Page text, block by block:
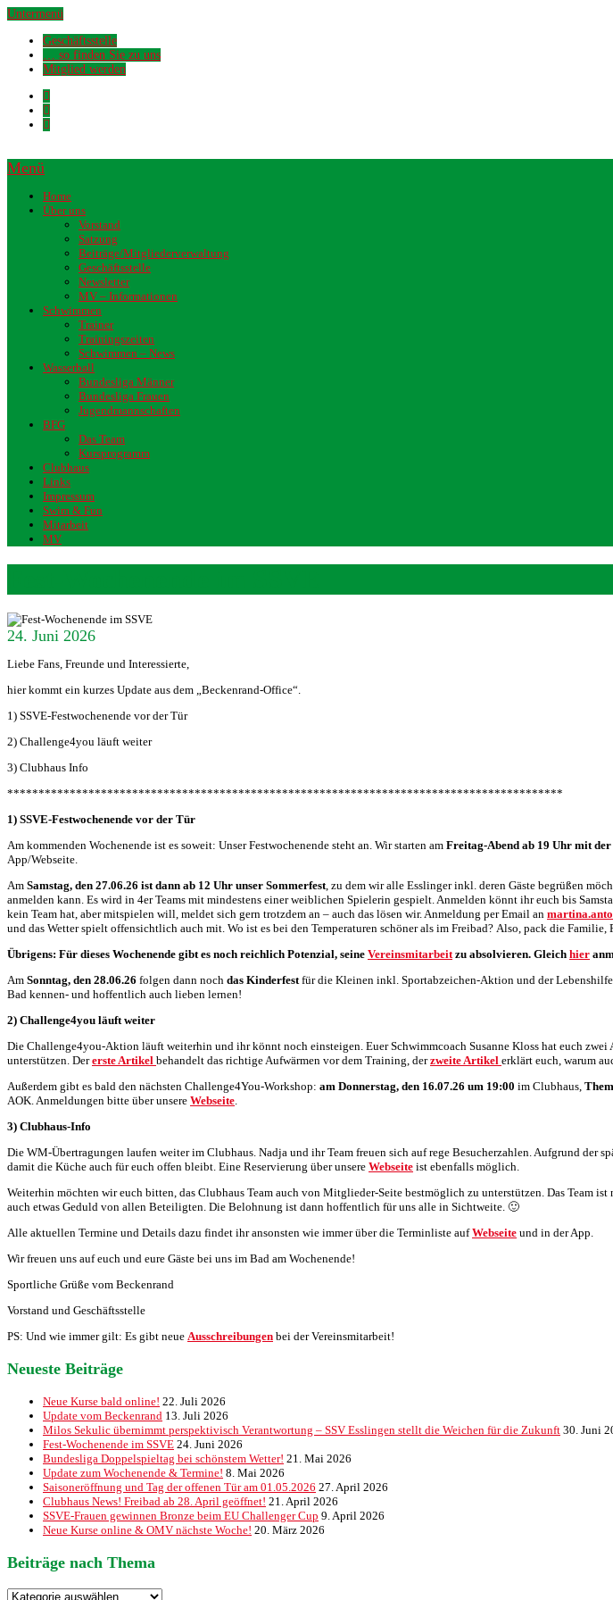
Untermenü
Geschäftsstelle
… so finden Sie zu uns
Mitglied werden
Menü
Home
Über uns
Vorstand
Satzung
Beiträge/Mitgliederverwaltung
Geschäftsstelle
Newsletter
MV – Informationen
Schwimmen
Trainer
Trainingszeiten
Schwimmen – News
Wasserball
Bundesliga Männer
Bundesliga Frauen
Jugendmannschaften
BFG
Das Team
Kursprogramm
Clubhaus
Links
Impressum
Swim & Fun
Mitarbeit
MV
24. Juni 2026
Liebe Fans, Freunde und Interessierte,
hier kommt ein kurzes Update aus dem „Beckenrand-Office“.
1) SSVE-Festwochenende vor der Tür
2) Challenge4you läuft weiter
3) Clubhaus Info
*****************************************************************************************
1) SSVE-Festwochenende vor der Tür
Am kommenden Wochenende ist es soweit: Unser Festwochenende steht an. Wir starten am Freitag-Abend ab 19 Uhr mit
App/Webseite.
Am Samstag, den 27.06.26 ist dann ab 12 Uhr unser Sommerfest, zu dem wir alle Esslinger inkl. deren Gäste begrüßen
anmelden kann. Es wird in 4er Teams mit mindestens einer weiblichen Spielerin gespielt. Anmelden könnt ihr euch bis
kein Team hat, aber mitspielen will, meldet sich gern trotzdem an – auch das lösen wir. Anmeldung per Email an
und das Wetter spielt offensichtlich auch mit. Wo ist es bei den Temperaturen schöner als im Freibad? Also, pack die Familie,
Übrigens: Für dieses Wochenende gibt es noch reichlich Potenzial, seine Vereinsmitarbeitzu absolvieren. Gleich hier
Am Sonntag, den 28.06.26 folgen dann noch das Kinderfestfür die Kleinen inkl. Sportabzeichen-Aktion und der
Bad kennen- und hoffentlich auch lieben lernen!
2) Challenge4you läuft weiter
Die Challenge4you-Aktion läuft weiterhin und ihr könnt noch einsteigen. Euer Schwimmcoach Susanne Kloss hat euch
unterstützen. Dererste Artikel behandelt das richtige Aufwärmen vor dem Training, derzweite Artikel erklärt euch, warum
Außerdem gibt es bald den nächsten Challenge4You-Workshop: am Donnerstag, den 16.07.26 um 19:00 im Clubhaus,
AOK. Anmeldungen bitte über unsere Webseite.
3) Clubhaus-Info
Die WM-Übertragungen laufen weiter im Clubhaus. Nadja und ihr Team freuen sich auf rege Besucherzahlen. Aufgrund
damit die Küche auch für euch offen bleibt. Eine Reservierung über unsere Webseite ist ebenfalls möglich.
Weiterhin möchten wir euch bitten, das Clubhaus Team auch von Mitglieder-Seite bestmöglich zu unterstützen. Das Team
auch etwas Geduld von allen Beteiligten. Die Belohnung ist dann hoffentlich für uns alle in Sichtweite. 🙂
Alle aktuellen Termine und Details dazu findet ihr ansonsten wie immer über die Terminliste aufWebseite und in der App.
Wir freuen uns auf euch und eure Gäste bei uns im Bad am Wochenende!
Sportliche Grüße vom Beckenrand
Vorstand und Geschäftsstelle
PS: Und wie immer gilt: Es gibt neue Ausschreibungen bei der Vereinsmitarbeit!
Neueste Beiträge
Neue Kurse bald online! 22. Juli 2026
Update vom Beckenrand 13. Juli 2026
Milos Sekulic übernimmt perspektivisch Verantwortung – SSV Esslingen stellt die Weichen für die Zukunft 30. Juni
Fest-Wochenende im SSVE 24. Juni 2026
Bundesliga Doppelspieltag bei schönstem Wetter! 21. Mai 2026
Update zum Wochenende & Termine! 8. Mai 2026
Saisoneröffnung und Tag der offenen Tür am 01.05.2026 27. April 2026
Clubhaus News! Freibad ab 28. April geöffnet! 21. April 2026
SSVE-Frauen gewinnen Bronze beim EU Challenger Cup 9. April 2026
Neue Kurse online & OMV nächste Woche! 20. März 2026
Beiträge nach Thema
Beiträge